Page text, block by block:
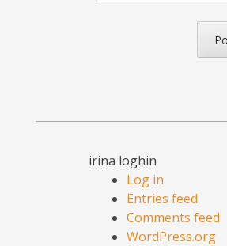
irina loghin
Log in
Entries feed
Comments feed
WordPress.org